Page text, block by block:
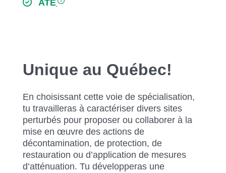
ATE
Unique au Québec!
En choisissant cette voie de spécialisation,
tu travailleras à caractériser divers sites
perturbés pour proposer ou collaborer à la
mise en œuvre des actions de
décontamination, de protection, de
restauration ou d’application de mesures
d’atténuation. Tu développeras une